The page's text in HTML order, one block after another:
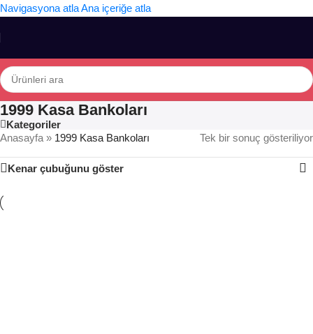
Navigasyona atlaAna içeriğe atla
1999 Kasa Bankoları
Kategoriler
Anasayfa » 1999 Kasa Bankoları Tek bir sonuç gösteriliyor
Kenar çubuğunu göster